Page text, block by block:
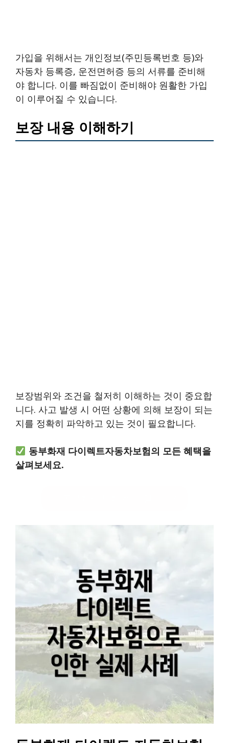
가입을 위해서는 개인정보(주민등록번호 등)와
자동차 등록증, 운전면허증 등의 서류를 준비해
야 합니다. 이를 빠짐없이 준비해야 원활한 가입
이 이루어질 수 있습니다.
보장 내용 이해하기
보장범위와 조건을 철저히 이해하는 것이 중요합
니다. 사고 발생 시 어떤 상황에 의해 보장이 되는
지를 정확히 파악하고 있는 것이 필요합니다.
동부화재 다이렉트자동차보험의 모든 혜택을
살펴보세요.